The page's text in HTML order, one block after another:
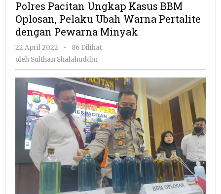
Kasus
BBM
Oplosan,
Pertalite
dengan
Pewarna
Minyak
Polres Pacitan Ungkap Kasus BBM
Oplosan, Pelaku Ubah Warna Pertalite
dengan Pewarna Minyak
22 April 2022
oleh
Sulthan
-
86 Dilihat
oleh Sulthan Shalahuddin